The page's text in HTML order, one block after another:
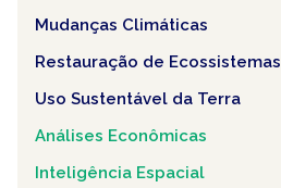
Mudanças Climáticas
Restauração de Ecossistemas
Uso Sustentável da Terra
Análises Econômicas
Inteligência Espacial